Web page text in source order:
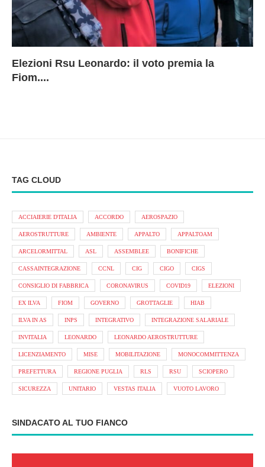
Elezioni Rsu Leonardo: il voto premia la
Fiom....
TAG CLOUD
ACCIAIERIE D'ITALIA ACCORDO AEROSPAZIO
AEROSTRUTTURE AMBIENTE APPALTO APPALTOAM
ARCELORMITTAL ASL ASSEMBLEE BONIFICHE
CASSAINTEGRAZIONE CCNL CIG CIGO CIGS
CONSIGLIO DI FABBRICA CORONAVIRUS COVID19 ELEZIONI
EX ILVA FIOM GOVERNO GROTTAGLIE HIAB
ILVA IN AS INPS INTEGRATIVO INTEGRAZIONE SALARIALE
INVITALIA LEONARDO LEONARDO AEROSTRUTTURE
LICENZIAMENTO MISE MOBILITAZIONE MONOCOMMITTENZA
PREFETTURA REGIONE PUGLIA RLS RSU SCIOPERO
SICUREZZA UNITARIO VESTAS ITALIA VUOTO LAVORO
SINDACATO AL TUO FIANCO